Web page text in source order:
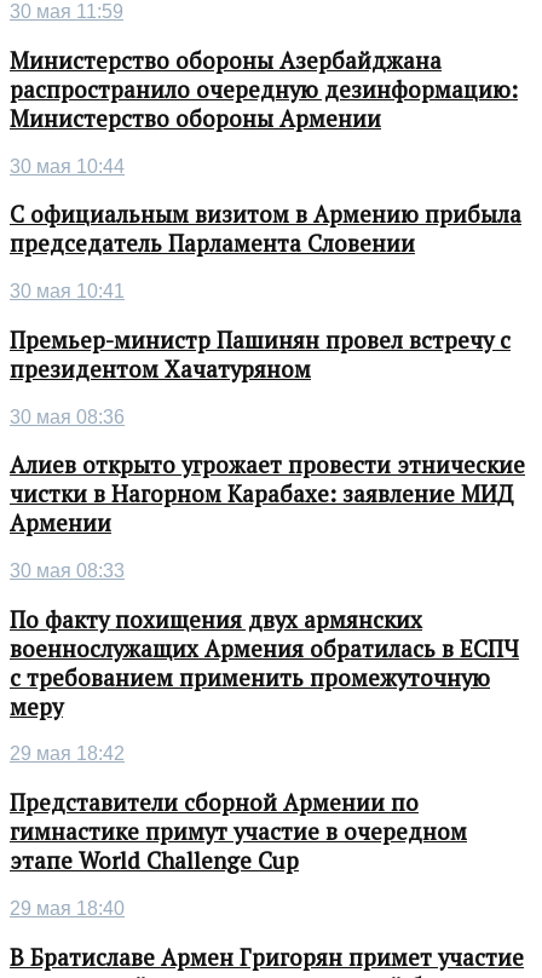
30 мая 11:59
Министерство обороны Азербайджана
распространило очередную дезинформацию:
Министерство обороны Армении
30 мая 10:44
С официальным визитом в Армению прибыла
председатель Парламента Словении
30 мая 10:41
Премьер-министр Пашинян провел встречу с
президентом Хачатуряном
30 мая 08:36
Алиев открыто угрожает провести этнические
чистки в Нагорном Карабахе: заявление МИД
Армении
30 мая 08:33
По факту похищения двух армянских
военнослужащих Армения обратилась в ЕСПЧ
с требованием применить промежуточную
меру
29 мая 18:42
Представители сборной Армении по
гимнастике примут участие в очередном
этапе World Challenge Cup
29 мая 18:40
В Братиславе Армен Григорян примет участие